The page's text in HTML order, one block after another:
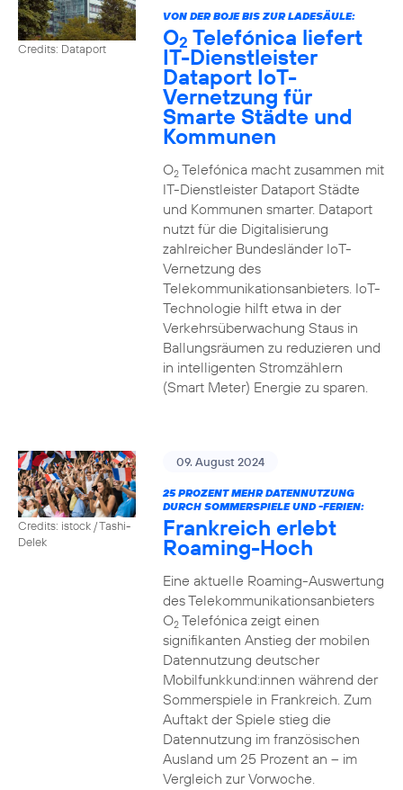
Credits: Dataport
VON DER BOJE BIS ZUR LADESÄULE:
O2 Telefónica liefert
IT-Dienstleister
Dataport IoT-
Vernetzung für
Smarte Städte und
Kommunen
O2Telefónica macht zusammen mit
IT-Dienstleister Dataport Städte
und Kommunen smarter. Dataport
nutzt für die Digitalisierung
zahlreicher Bundesländer IoT-
Vernetzung des
Telekommunikationsanbieters. IoT-
Technologie hilft etwa in der
Verkehrsüberwachung Staus in
Ballungsräumen zu reduzieren und
in intelligenten Stromzählern
(Smart Meter) Energie zu sparen.
Credits: istock / Tashi-
Delek
09. August 2024
25 PROZENT MEHR DATENNUTZUNG
DURCH SOMMERSPIELE UND -FERIEN:
Frankreich erlebt
Roaming-Hoch
Eine aktuelle Roaming-Auswertung
des Telekommunikationsanbieters
O2Telefónica zeigt einen
signifikanten Anstieg der mobilen
Datennutzung deutscher
Mobilfunkkund:innen während der
Sommerspiele in Frankreich. Zum
Auftakt der Spiele stieg die
Datennutzung im französischen
Ausland um 25 Prozent an – im
Vergleich zur Vorwoche.